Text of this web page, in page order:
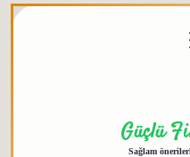
Güçlü
Sağlam